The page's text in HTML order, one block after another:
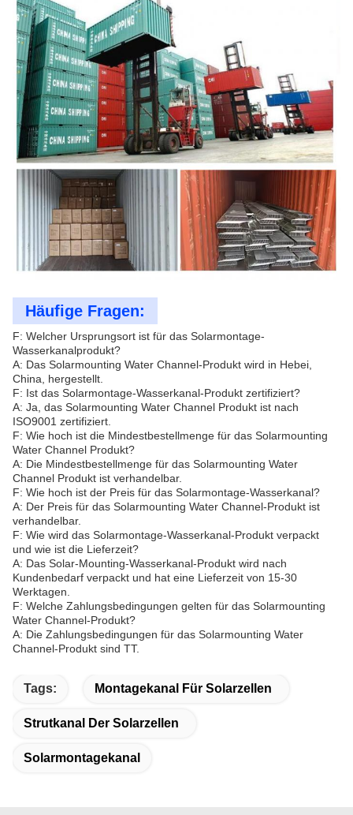
Häufige Fragen:
F: Welcher Ursprungsort ist für das Solarmontage-
Wasserkanalprodukt?
A: Das Solarmounting Water Channel-Produkt wird in Hebei,
China, hergestellt.
F: Ist das Solarmontage-Wasserkanal-Produkt zertifiziert?
A: Ja, das Solarmounting Water Channel Produkt ist nach
ISO9001 zertifiziert.
F: Wie hoch ist die Mindestbestellmenge für das Solarmounting
Water Channel Produkt?
A: Die Mindestbestellmenge für das Solarmounting Water
Channel Produkt ist verhandelbar.
F: Wie hoch ist der Preis für das Solarmontage-Wasserkanal?
A: Der Preis für das Solarmounting Water Channel-Produkt ist
verhandelbar.
F: Wie wird das Solarmontage-Wasserkanal-Produkt verpackt
und wie ist die Lieferzeit?
A: Das Solar-Mounting-Wasserkanal-Produkt wird nach
Kundenbedarf verpackt und hat eine Lieferzeit von 15-30
Werktagen.
F: Welche Zahlungsbedingungen gelten für das Solarmounting
Water Channel-Produkt?
A: Die Zahlungsbedingungen für das Solarmounting Water
Channel-Produkt sind TT.
Tags: Montagekanal Für Solarzellen
Strutkanal Der Solarzellen
Solarmontagekanal